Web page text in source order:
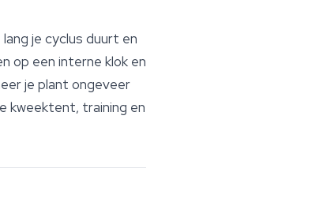
je cyclus duurt en
op een interne klok en
je plant ongeveer
kweektent, training en